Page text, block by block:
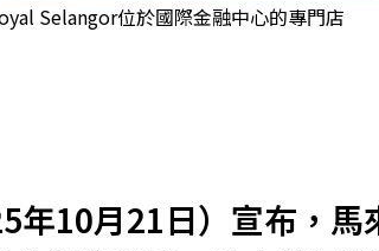
Selangor位於國際金融中心的專門店
年10月21日）宣布，